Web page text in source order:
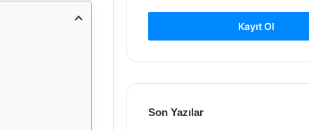
Kayıt Ol
Son Yazılar